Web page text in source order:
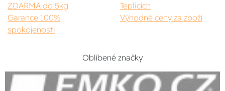
ZDARMA do 5kg
Teplicích
Garance 100%
spokojenosti
Výhodné ceny za zboží
Oblíbené značky